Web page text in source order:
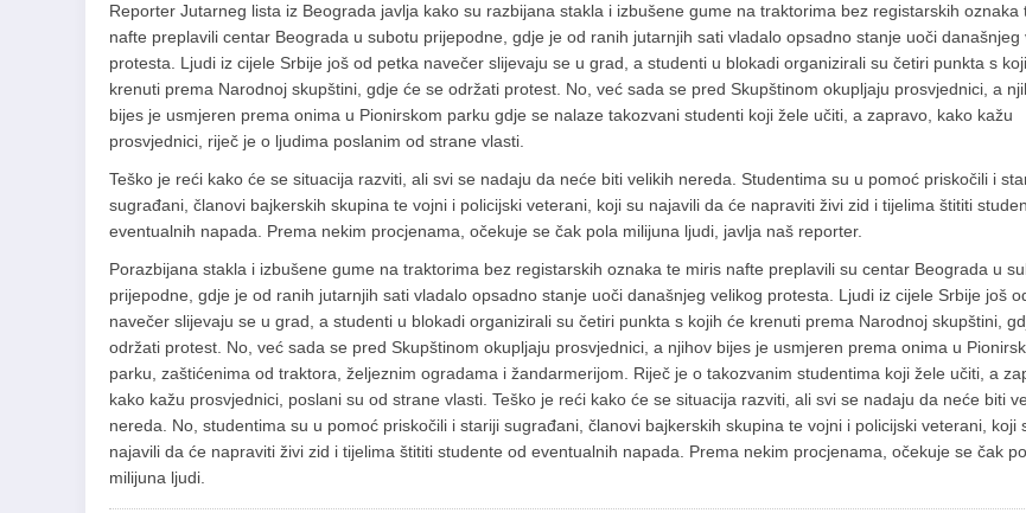
Reporter Jutarneg lista iz Beograda javlja kako su razbijana stakla i izbušene gume na traktorima bez registarskih oznaka
nafte preplavili centar Beograda u subotu prijepodne, gdje je od ranih jutarnjih sati vladalo opsadno stanje uoči današnjeg
protesta. Ljudi iz cijele Srbije još od petka navečer slijevaju se u grad, a studenti u blokadi organizirali su četiri punkta s
krenuti prema Narodnoj skupštini, gdje će se održati protest. No, već sada se pred Skupštinom okupljaju prosvjednici, a
bijes je usmjeren prema onima u Pionirskom parku gdje se nalaze takozvani studenti koji žele učiti, a zapravo, kako kažu
prosvjednici, riječ je o ljudima poslanim od strane vlasti.
Teško je reći kako će se situacija razviti, ali svi se nadaju da neće biti velikih nereda. Studentima su u pomoć priskočili i
sugrađani, članovi bajkerskih skupina te vojni i policijski veterani, koji su najavili da će napraviti živi zid i tijelima štititi
eventualnih napada. Prema nekim procjenama, očekuje se čak pola milijuna ljudi, javlja naš reporter.
Porazbijana stakla i izbušene gume na traktorima bez registarskih oznaka te miris nafte preplavili su centar Beograda u
prijepodne, gdje je od ranih jutarnjih sati vladalo opsadno stanje uoči današnjeg velikog protesta. Ljudi iz cijele Srbije još
navečer slijevaju se u grad, a studenti u blokadi organizirali su četiri punkta s kojih će krenuti prema Narodnoj skupštini,
održati protest. No, već sada se pred Skupštinom okupljaju prosvjednici, a njihov bijes je usmjeren prema onima u
parku, zaštićenima od traktora, željeznim ogradama i žandarmerijom. Riječ je o takozvanim studentima koji žele učiti, a
kako kažu prosvjednici, poslani su od strane vlasti. Teško je reći kako će se situacija razviti, ali svi se nadaju da neće biti
nereda. No, studentima su u pomoć priskočili i stariji sugrađani, članovi bajkerskih skupina te vojni i policijski veterani, koji
najavili da će napraviti živi zid i tijelima štititi studente od eventualnih napada. Prema nekim procjenama, očekuje se čak
milijuna ljudi.